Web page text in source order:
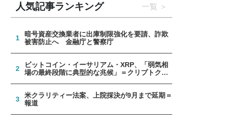
人気記事ランキング 一覧
1
暗号資産交換業者に出庫制限強化を要請、詐欺
被害防止へ 金融庁と警察庁
2
ビットコイン・イーサリアム・XRP、「弱気相
場の最終段階に典型的な兆候」＝クリプトクア
3
米クラリティー法案、上院採決が9月まで延期＝
報道